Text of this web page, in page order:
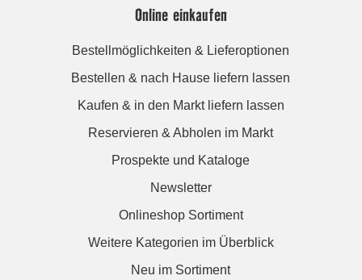
Online einkaufen
Bestellmöglichkeiten & Lieferoptionen
Bestellen & nach Hause liefern lassen
Kaufen & in den Markt liefern lassen
Reservieren & Abholen im Markt
Prospekte und Kataloge
Newsletter
Onlineshop Sortiment
Weitere Kategorien im Überblick
Neu im Sortiment